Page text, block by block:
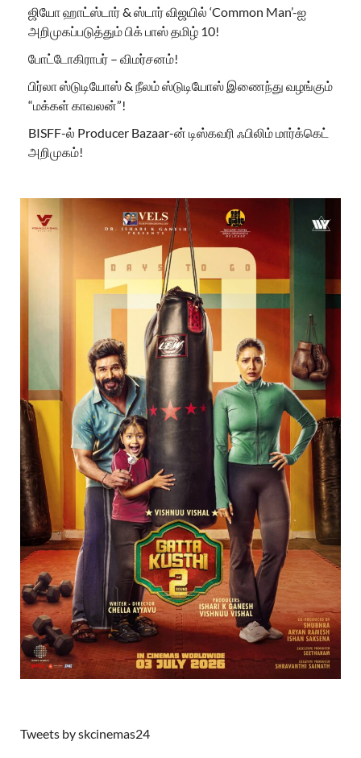
ஜியோ ஹாட்ஸ்டார் & ஸ்டார் விஜயில் ‘Common Man’-ஐ
அறிமுகப்படுத்தும் பிக் பாஸ் தமிழ் 10!
போட்டோகிராபர் – விமர்சனம்!
பிர்லா ஸ்டுடியோஸ் & நீலம் ஸ்டுடியோஸ் இணைந்து வழங்கும்
“மக்கள் காவலன்”!
BISFF-ல் Producer Bazaar-ன் டிஸ்கவரி ஃபிலிம் மார்க்கெட்
அறிமுகம்!
Tweets by skcinemas24